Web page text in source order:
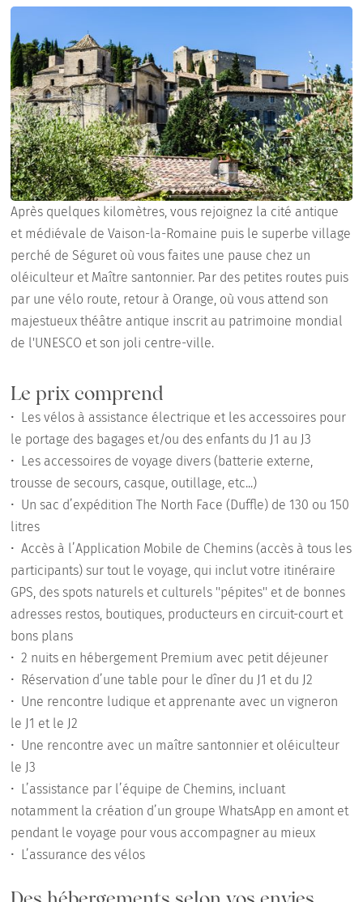
Après quelques kilomètres, vous rejoignez la cité antique
et médiévale de Vaison-la-Romaine puis le superbe village
perché de Séguret où vous faites une pause chez un
oléiculteur et Maître santonnier. Par des petites routes puis
par une vélo route, retour à Orange, où vous attend son
majestueux théâtre antique inscrit au patrimoine mondial
de l'UNESCO et son joli centre-ville.
Le prix comprend
•⁠ Les vélos à assistance électrique et les accessoires pour
le portage des bagages et/ou des enfants du J1 au J3
•⁠ Les accessoires de voyage divers (batterie externe,
trousse de secours, casque, outillage, etc...)
•⁠ Un sac d’expédition The North Face (Duffle) de 130 ou 150
litres
•⁠ Accès à l’Application Mobile de Chemins (accès à tous les
participants) sur tout le voyage, qui inclut votre itinéraire
GPS, des spots naturels et culturels ''pépites'' et de bonnes
adresses restos, boutiques, producteurs en circuit-court et
bons plans
•⁠ 2 nuits en hébergement Premium avec petit déjeuner
•⁠ Réservation d’une table pour le dîner du J1 et du J2
•⁠ Une rencontre ludique et apprenante avec un vigneron
le J1 et le J2
•⁠ Une rencontre avec un maître santonnier et oléiculteur
le J3
•⁠ L’assistance par l’équipe de Chemins, incluant
notamment la création d’un groupe WhatsApp en amont et
pendant le voyage pour vous accompagner au mieux
•⁠ L’assurance des vélos